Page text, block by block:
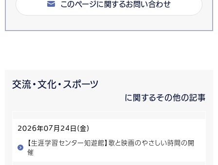
このページに関するお問い合わせ
交流・文化・スポーツ
に関するその他の記事
2026年07月24日(金)
【生涯学習センター知遊館】歌と映画のやさしい時間の開
催